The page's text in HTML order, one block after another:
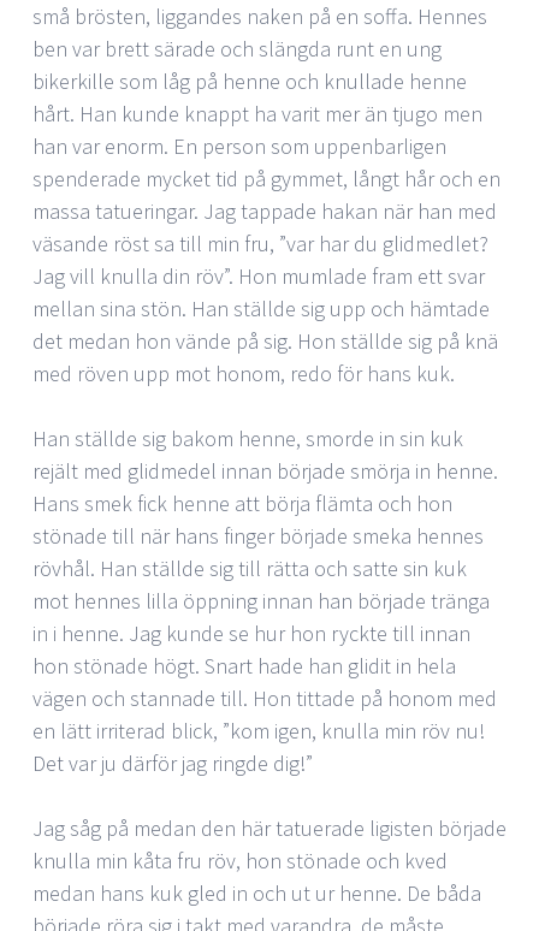
små brösten, liggandes naken på en soffa. Hennes
ben var brett särade och slängda runt en ung
bikerkille som låg på henne och knullade henne
hårt. Han kunde knappt ha varit mer än tjugo men
han var enorm. En person som uppenbarligen
spenderade mycket tid på gymmet, långt hår och en
massa tatueringar. Jag tappade hakan när han med
väsande röst sa till min fru, ”var har du glidmedlet?
Jag vill knulla din röv”. Hon mumlade fram ett svar
mellan sina stön. Han ställde sig upp och hämtade
det medan hon vände på sig. Hon ställde sig på knä
med röven upp mot honom, redo för hans kuk.
Han ställde sig bakom henne, smorde in sin kuk
rejält med glidmedel innan började smörja in henne.
Hans smek fick henne att börja flämta och hon
stönade till när hans finger började smeka hennes
rövhål. Han ställde sig till rätta och satte sin kuk
mot hennes lilla öppning innan han började tränga
in i henne. Jag kunde se hur hon ryckte till innan
hon stönade högt. Snart hade han glidit in hela
vägen och stannade till. Hon tittade på honom med
en lätt irriterad blick, ”kom igen, knulla min röv nu!
Det var ju därför jag ringde dig!”
Jag såg på medan den här tatuerade ligisten började
knulla min kåta fru röv, hon stönade och kved
medan hans kuk gled in och ut ur henne. De båda
började röra sig i takt med varandra, de måste